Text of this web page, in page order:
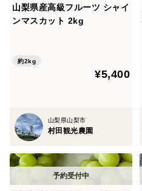
山梨県産高級フルーツ シャイ
ンマスカット 2kg
約2kg
¥5,400
山梨県山梨市
村田観光農園